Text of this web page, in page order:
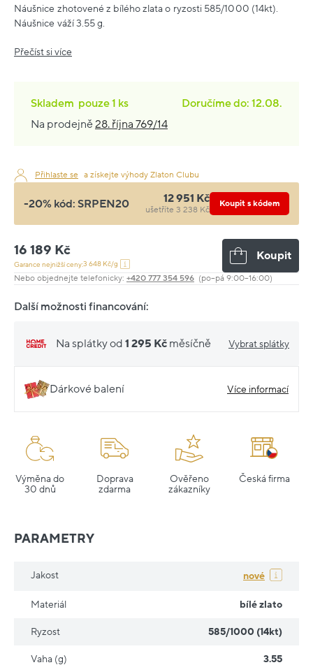
Náušnice zhotovené z bílého zlata o ryzosti 585/1000 (14kt).
Náušnice váží 3.55 g.
Přečíst si více
Skladem pouze1 ks
Doručíme do: 12.08.
Na prodejně28. října 769/14
Přihlaste se a získejte výhody Zlaton Clubu
-20% kód: SRPEN20 12 951 Kč
ušetříte 3 238 Kč
Koupit s kódem
16 189 Kč
Garance nejnižší ceny:3 648 Kč/g
Koupit
Nebo objednejte telefonicky: +420 777 354 596 (po–pá 9:00–16:00)
Další možnosti financování:
Na splátky od 1 295 Kč měsíčně Vybrat splátky
Dárkové balení Více informací
Výměna do
30 dnů
Doprava
zdarma
Ověřeno
zákazníky
Česká firma
PARAMETRY
Jakost nové
Materiál bílé zlato
Ryzost 585/1000 (14kt)
Vaha (g) 3.55